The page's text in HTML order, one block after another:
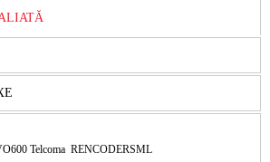
Telcoma RENCODERSML